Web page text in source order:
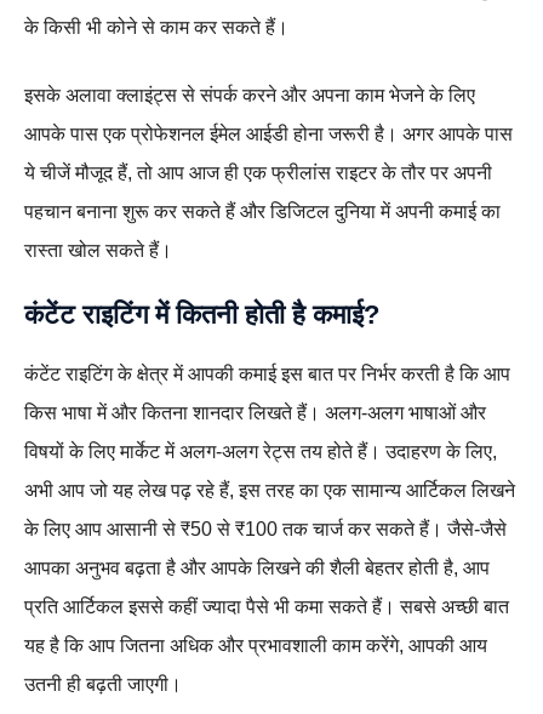
के किसी भी कोने से काम कर सकते हैं।
इसके अलावा क्लाइंट्स से संपर्क करने और अपना काम भेजने के लिए
आपके पास एक प्रोफेशनल ईमेल आईडी होना जरूरी है। अगर आपके पास
ये चीजें मौजूद हैं, तो आप आज ही एक फ्रीलांस राइटर के तौर पर अपनी
पहचान बनाना शुरू कर सकते हैं और डिजिटल दुनिया में अपनी कमाई का
रास्ता खोल सकते हैं।
कंटेंट राइटिंग में कितनी होती है कमाई?
कंटेंट राइटिंग के क्षेत्र में आपकी कमाई इस बात पर निर्भर करती है कि आप
किस भाषा में और कितना शानदार लिखते हैं। अलग-अलग भाषाओं और
विषयों के लिए मार्केट में अलग-अलग रेट्स तय होते हैं। उदाहरण के लिए,
अभी आप जो यह लेख पढ़ रहे हैं, इस तरह का एक सामान्य आर्टिकल लिखने
के लिए आप आसानी से ₹50 से ₹100 तक चार्ज कर सकते हैं। जैसे-जैसे
आपका अनुभव बढ़ता है और आपके लिखने की शैली बेहतर होती है, आप
प्रति आर्टिकल इससे कहीं ज्यादा पैसे भी कमा सकते हैं। सबसे अच्छी बात
यह है कि आप जितना अधिक और प्रभावशाली काम करेंगे, आपकी आय
उतनी ही बढ़ती जाएगी।